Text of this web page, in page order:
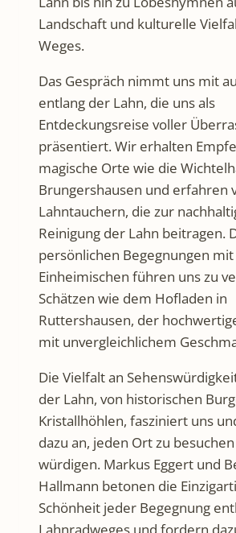
Landschaft und kulturelle
Weges.
Das Gespräch nimmt uns mit
entlang der Lahn, die uns als
Entdeckungsreise voller
präsentiert. Wir erhalten
magische Orte wie die
Brungershausen und erfahren
Lahntauchern, die zur
Reinigung der Lahn beitragen.
persönlichen Begegnungen mit
Einheimischen führen uns zu
Schätzen wie dem Hofladen in
Ruttershausen, der
mit unvergleichlichem
Die Vielfalt an
der Lahn, von historischen
Kristallhöhlen, fasziniert uns
dazu an, jeden Ort zu
würdigen. Markus Eggert und
Hallmann betonen die
Schönheit jeder Begegnung